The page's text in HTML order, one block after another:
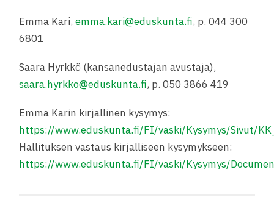
Emma Kari,emma.kari@eduskunta.fi, p. 044 300
6801
Saara Hyrkkö (kansanedustajan avustaja),
saara.hyrkko@eduskunta.fi, p. 050 3866 419
Emma Karin kirjallinen kysymys:
https://www.eduskunta.fi/FI/vaski/Kysymys/Sivut/
Hallituksen vastaus kirjalliseen kysymykseen:
https://www.eduskunta.fi/FI/vaski/Kysymys/